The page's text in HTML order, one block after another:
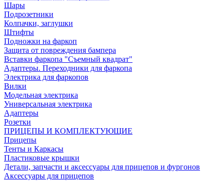
Шары
Подрозетники
Колпачки, заглушки
Штифты
Подножки на фаркоп
Защита от повреждения бампера
Вставки фаркопа "Съемный квадрат"
Адаптеры. Переходники для фаркопа
Электрика для фаркопов
Вилки
Модельная электрика
Универсальная электрика
Адаптеры
Розетки
ПРИЦЕПЫ И КОМПЛЕКТУЮЩИЕ
Прицепы
Тенты и Каркасы
Пластиковые крышки
Детали, запчасти и аксессуары для прицепов и фургонов
Аксессуары для прицепов